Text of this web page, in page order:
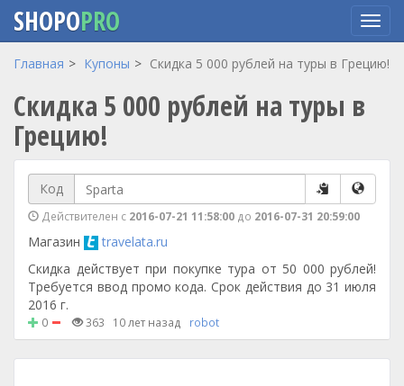
Перейти
основному
содержанию
SHOPOPRO
Главная Купоны Скидка 5 000 рублей на туры в Грецию!
Скидка 5 000 рублей на туры в
Грецию!
Код
Действителен с 2016-07-21 11:58:00 до 2016-07-31 20:59:00
Магазин
travelata.ru
Скидка действует при покупке тура от 50 000 рублей!
Требуется ввод промо кода. Срок действия до 31 июля
2016 г.
0 363 10 лет назад robot